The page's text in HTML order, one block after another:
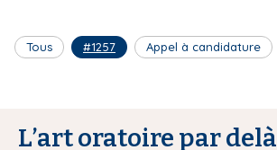
Tous #1257 Appel à candidature
L’art oratoire par